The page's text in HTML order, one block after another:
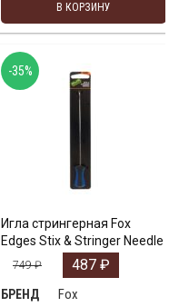
В КОРЗИНУ
Игла стрингерная Fox
Edges Stix & Stringer Needle
749₽ 487 ₽
БРЕНД
Fox
-35%